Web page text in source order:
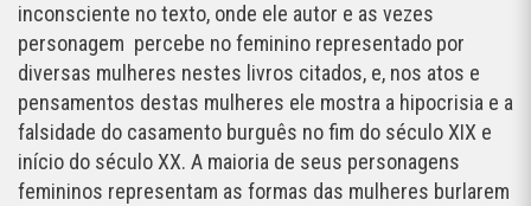
inconsciente no texto, onde ele autor e as vezes
personagem percebe no feminino representado por
diversas mulheres nestes livros citados, e, nos atos e
pensamentos destas mulheres ele mostra a hipocrisia e a
falsidade do casamento burguês no fim do século XIX e
início do século XX. A maioria de seus personagens
femininos representam as formas das mulheres burlarem